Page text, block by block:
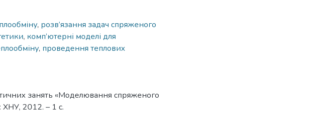
, розв’язання задач спряженого
, комп’ютерні моделі для
, проведення теплових
занять «Моделювання спряженого
ХНУ, 2012. – 1 с.